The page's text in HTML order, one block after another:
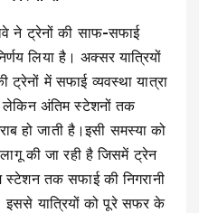
ने ट्रेनों की साफ-सफाई
लिया है। अक्सर यात्रियों
ट्रेनों में सफाई व्यवस्था यात्रा
अंतिम स्टेशनों तक
हो जाती है।इसी समस्या को
की जा रही है जिसमें ट्रेन
तक सफाई की निगरानी
इससे यात्रियों को पूरे सफर के